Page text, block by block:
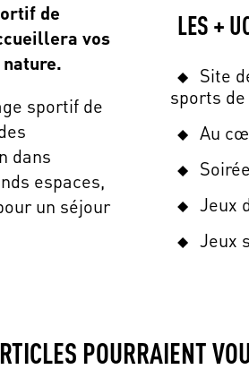
de
vos
sportif de
dans
espaces,
un séjour
LES +
Site
sports
Au
Jeux
Jeux
POURRAIENT